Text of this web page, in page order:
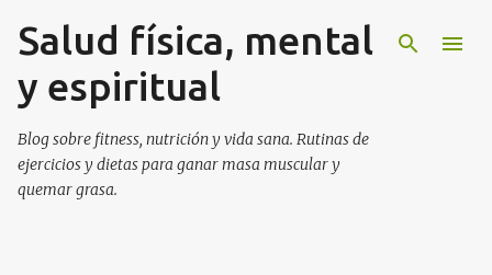
Ir al contenido principal
Salud física, mental
y espiritual
Blog sobre fitness, nutrición y vida sana. Rutinas de
ejercicios y dietas para ganar masa muscular y
quemar grasa.